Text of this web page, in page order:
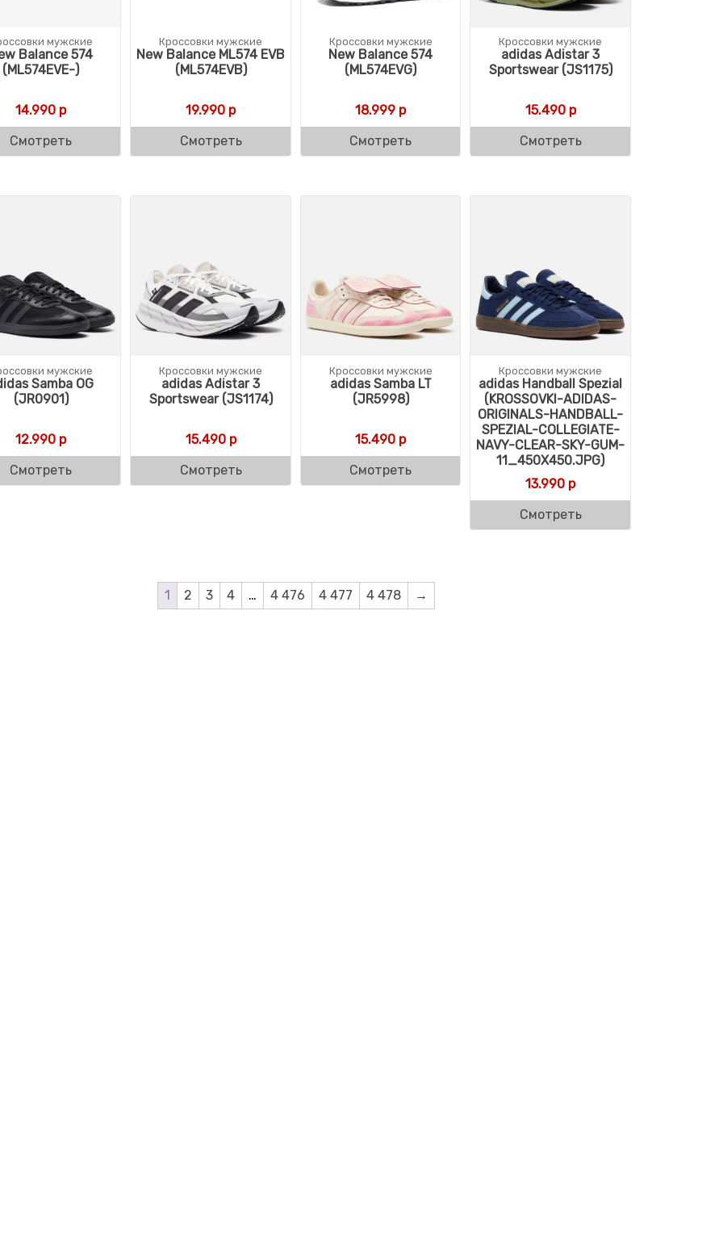
мужские
Balance 574
(ML574EVE-)
14.990 р
Смотреть
Кроссовки мужские
New Balance ML574 EVB
(ML574EVB)
19.990 р
Смотреть
Кроссовки мужские
New Balance 574
(ML574EVG)
18.999 р
Смотреть
Кроссовки мужские
adidas Adistar 3
Sportswear (JS1175)
15.490р
Смотреть
мужские
Samba OG
(JR0901)
12.990 р
Смотреть
Кроссовки мужские
adidas Adistar 3
Sportswear (JS1174)
15.490р
Смотреть
Кроссовки мужские
adidas Samba LT
(JR5998)
15.490 р
Смотреть
Кроссовки мужские
adidas Handball Spezial
(KROSSOVKI-ADIDAS-
ORIGINALS-HANDBALL-
SPEZIAL-COLLEGIATE-
NAVY-CLEAR-SKY-GUM-
11_450X450.JPG)
13.990 р
Смотреть
1 2 3 4 … 4 476 4 477 4 478 →